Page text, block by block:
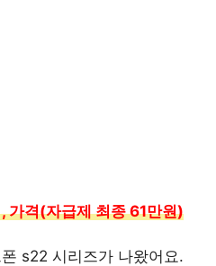
가격(자급제 최종 61만원)
s22 시리즈가 나왔어요.